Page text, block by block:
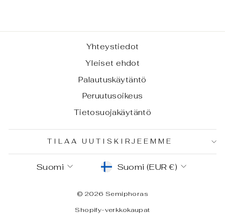
Yhteystiedot
Yleiset ehdot
Palautuskäytäntö
Peruutusoikeus
Tietosuojakäytäntö
TILAA UUTISKIRJEEMME
KIELI
Suomi VALUUTTA
Suomi (EUR €)
© 2026 Semiphoras
Shopify-verkkokaupat